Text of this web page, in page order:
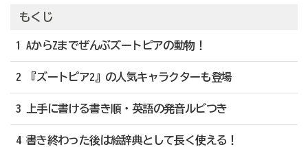
もくじ
1 AからZまでぜんぶズートピアの動物！
2 『ズートピア2』の人気キャラクターも登場
3 上手に書ける書き順・英語の発音ルビつき
4 書き終わった後は絵辞典として長く使える！